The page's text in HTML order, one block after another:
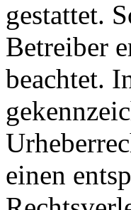
gestattet.
Betreiber
beachtet.
einen